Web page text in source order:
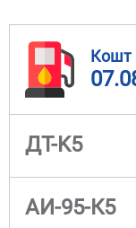
Кошт
ДТ-K5
АИ-95-К5